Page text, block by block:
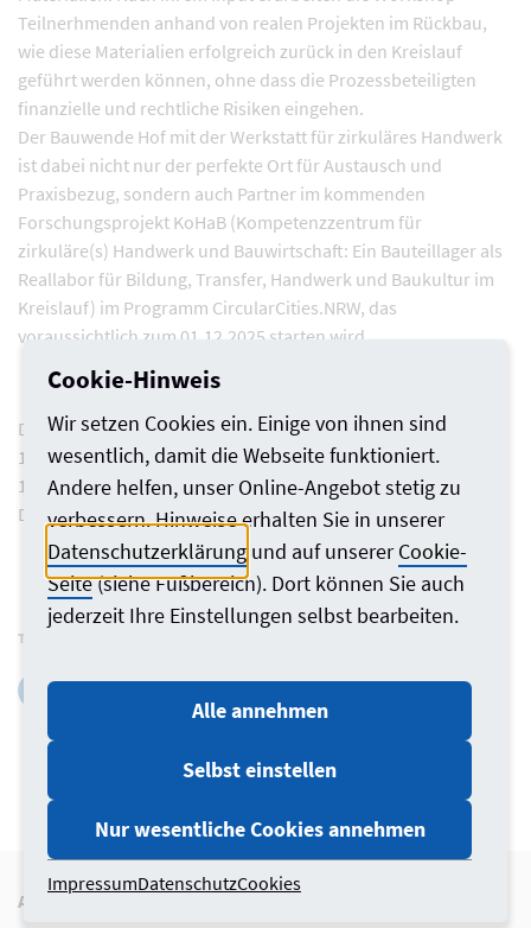
Teilnerhmenden anhand von realen Projekten im Rückbau,
wie diese Materialien erfolgreich zurück in den Kreislauf
geführt werden können, ohne dass die Prozessbeteiligten
finanzielle und rechtliche Risiken eingehen.
Der Bauwende Hof mit der Werkstatt für zirkuläres Handwerk
ist dabei nicht nur der perfekte Ort für Austausch und
Praxisbezug, sondern auch Partner im kommenden
Forschungsprojekt KoHaB (Kompetenzzentrum für
zirkuläre(s) Handwerk und Bauwirtschaft: Ein Bauteillager als
Reallabor für Bildung, Transfer, Handwerk und Baukultur im
Kreislauf) im Programm CircularCities.NRW, das
voraussichtlich zum 01.12.2025 starten wird.
Der Workshop findet am Dienstag, den 18. November von
13:00 bis 17:30 Uhr im Bauwende Hof Flingern, Flinger Broich
18, in Düsseldorf statt.
Die Anmeldungist bis zum 4. November möglich.
Teilen via
Aktuelles
Cookie-Hinweis
Wir setzen Cookies ein. Einige von ihnen sind
wesentlich, damit die Webseite funktioniert.
Andere helfen, unser Online-Angebot stetig zu
verbessern. Hinweise erhalten Sie in unserer
Datenschutzerklärung und auf unsererCookie-
Seite(siehe Fußbereich). Dort können Sie auch
jederzeit Ihre Einstellungen selbst bearbeiten.
Alle annehmen
Selbst einstellen
Nur wesentliche Cookies annehmen
ImpressumDatenschutzCookies